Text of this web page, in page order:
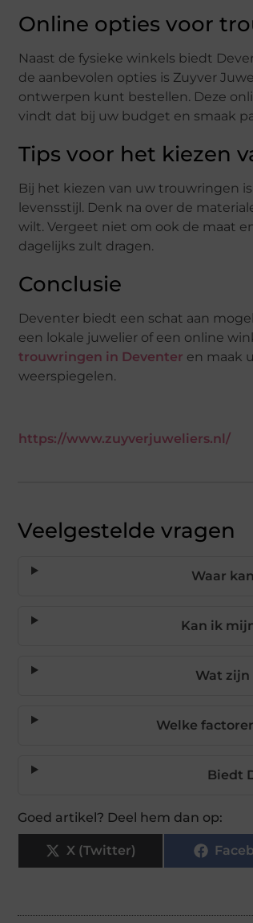
Online opties voor
Naast de fysieke winkels biedt
de aanbevolen opties is Zuyver
ontwerpen kunt bestellen. Deze
vindt dat bij uw budget en smaak
Tips voor het kiezen
Bij het kiezen van uw trouwringen
levensstijl. Denk na over de
wilt. Vergeet niet om ook de maat
dagelijks zult dragen.
Conclusie
Deventer biedt een schat aan
een lokale juwelier of een online
trouwringen in Deventer en maak
weerspiegelen.
https://www.zuyverjuweliers.nl/
Veelgestelde vragen
Waar
Kan ik
Wat zijn
Welke
Biedt
Goed artikel? Deel hem dan op:
X (Twitter)